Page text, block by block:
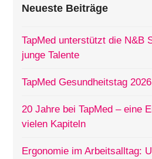
Neueste Beiträge
TapMed unterstützt die N&B
junge Talente
TapMed Gesundheitstag 2026
20 Jahre bei TapMed – eine
vielen Kapiteln
Ergonomie im Arbeitsalltag: